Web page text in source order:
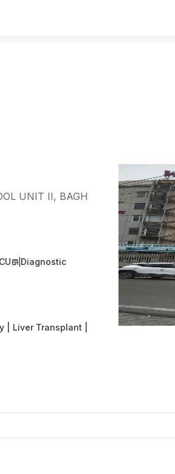
UNIT II, BAGH
Diagnostic
Liver Transplant